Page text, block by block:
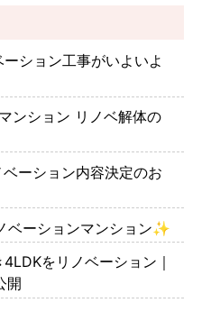
ション工事がいよいよ
ンション リノベ解体の
ーション内容決定のお
ベーションマンション✨
をリノベーション｜
開